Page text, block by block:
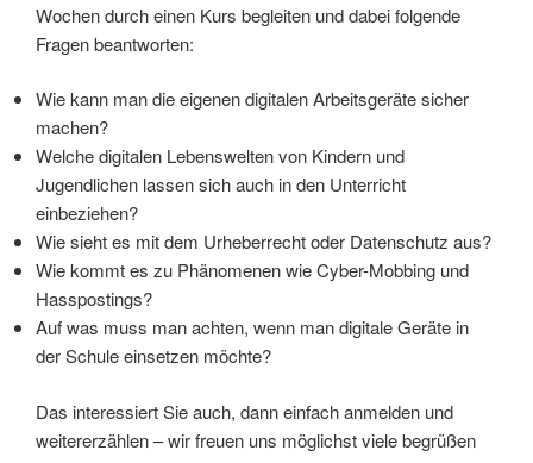
Wochen durch einen Kurs begleiten und dabei folgende
Fragen beantworten:
Wie kann man die eigenen digitalen Arbeitsgeräte sicher
machen?
Welche digitalen Lebenswelten von Kindern und
Jugendlichen lassen sich auch in den Unterricht
einbeziehen?
Wie sieht es mit dem Urheberrecht oder Datenschutz aus?
Wie kommt es zu Phänomenen wie Cyber-Mobbing und
Hasspostings?
Auf was muss man achten, wenn man digitale Geräte in
der Schule einsetzen möchte?
Das interessiert Sie auch, dann einfach anmelden und
weitererzählen – wir freuen uns möglichst viele begrüßen